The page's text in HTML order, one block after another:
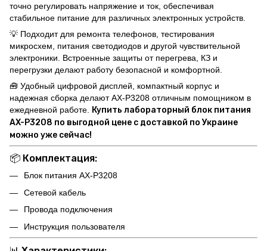
точно регулировать напряжение и ток, обеспечивая
стабильное питание для различных электронных устройств.
💡 Подходит для ремонта телефонов, тестирования
микросхем, питания светодиодов и другой чувствительной
электроники. Встроенные защиты от перегрева, КЗ и
перегрузки делают работу безопасной и комфортной.
🧰 Удобный цифровой дисплей, компактный корпус и
надежная сборка делают AX-P3208 отличным помощником в
ежедневной работе.
Купить лабораторный блок питания
AX-P3208 по выгодной цене с доставкой по Украине
можно уже сейчас!
📦 Комплектация:
Блок питания AX-P3208
Сетевой кабель
Провода подключения
Инструкция пользователя